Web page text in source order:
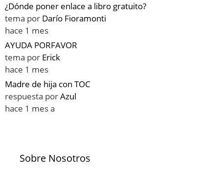
¿Dónde poner enlace a libro gratuito?
tema por Darío Fioramonti
hace 1 mes
AYUDA PORFAVOR
tema por Erick
hace 1 mes
Madre de hija con TOC
respuesta porAzul
hace 1 mes a
Sobre Nosotros